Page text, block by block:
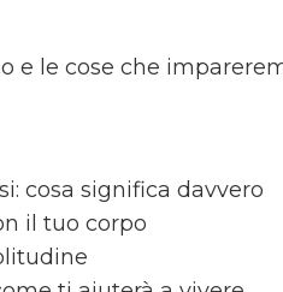
e le cose che
cosa significa davvero
il tuo corpo